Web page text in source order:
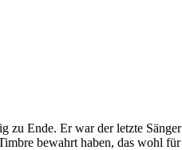
Ende. Er war der letzte
bewahrt haben, das wohl